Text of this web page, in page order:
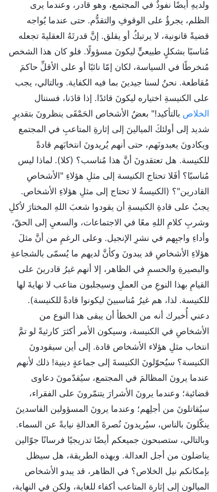
ولديهِ أيضًا نفوذٌ في المجتمع، وهو قادر، وعندما يرى
الظلم، يجرؤُ على الوقوفِ والتقدُّم. حتى عندما يُواجه
قضيةً قانونية، لا يرتبكُ أو يقلق. إنَّ قدرتَهُ العقليةَ تجعله
مُناسبًا بشكلٍ طبيعيٍّ ليكونَ مسؤولًا. فلو كان هذا الشخص
مُنخرطًا في السياسة، لكان إمّا نائبًا أو على الأقلِّ حاكمَ
مُقاطعة. نحنُ لسنا جيدينَ بما فيه الكفاية. وبالتالي، يجب
على الكنيسةِ اختياره ليكونَ قائدًا. إذا قادَنا، فسننال
الخلاص بالتأكيد!" بعضُ الأشخاص الحَمْقَى ينظرونَ بتقديرٍ
شديد إلى أولئكَ الميالينَ إلى إثارةِ المتاعبِ في المجتمع
ويكادونَ يعبدونَهم، حتى أنهم يُريدونَ انتخابَهم قادةً
للكنيسة. هل تعتقدونَ أنَّ هذا مُناسب؟ (كلا). لماذا ليس
مُناسبًا؟ أفَلا تحتاج الكنيسة إلى مثلِ هؤلاءِ "الأشخاصِ
القادرين"؟ (الكنيسةُ لا تحتاج إلى مثلِ هؤلاءِ الأشخاص.
يجبُ على قادةِ الكنيسةِ أن يقودوا شعبَ اللهِ المختارَ لأكلِ
وشربِ كلامِ اللهِ معًا في الاجتماعات، والسعيِ إلى الحقّ،
وأداءِ واجبِهم في نشرِ الإنجيل. وعلى الرغمِ من أنَّ مثلَ
هؤلاءِ الأشخاصِ قد يبدونَ وكأنَّ لديهم ما يُسمّى بالشجاعةِ
والبصيرةِ والحسمِ في الظاهر، إلا أنهم غيرُ قادرينَ على
القيامِ بهذا النوعِ من العملِ وسيجلبون متاعب لا نهايةَ لها
للكنيسة. لذا، هم غيرُ مُناسبينَ ليكونوا قادةً للكنيسة).
دعني أُخبرك أنه من الخطأ أن يبقى هذا النوع من
الأشخاصِ في الكنيسة، وسيكون الأمر أكثرَ كارثيةً لو تمَّ
انتخاب مثلِ هؤلاء الأشخاص قادة. إلى أين سيقودونَ
الكنيسة؟ سيُحوّلونَ الكنيسةَ إلى جماعةٍ دينية! ذلك لأنهم
عندما يرونَ المظالمَ في المجتمع، سيُقدّمونَ دعاوى
قضائية؛ وعندما يرونَ الأشرارَ يتنمّرونَ على الفقراء،
سيُقاتلونَ من أجلِهم؛ وعندما يرونَ المسؤولين الفاسدينَ
ينكّلونَ بالناس، سيُريدونَ نُصرةَ العدالةِ نيابةً عن السماء.
وبالتالي، ستصبحون جميعكم أيضًا تدريجيًا فرسانًا جوّالين
يناضلون من أجل العدالة. وبهذه الطريقة، هل سيظل
بإمكانكم نيل الخلاص؟ في الظاهر، قد يبدو الأشخاص
الميالون إلى إثارة المتاعب أكفاء للغاية، ولكن في النهاية،